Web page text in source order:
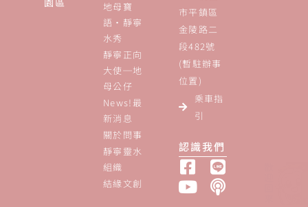
地母寶
語‧靜寧
水秀
靜寧正向
大使─地
母公仔
News!最
新消息
關於問事
靜寧靈水
組織
結緣文創
市平鎮區
金陵路二
段482號
(暫駐辦事
位置)
乘車指
引
認識我們